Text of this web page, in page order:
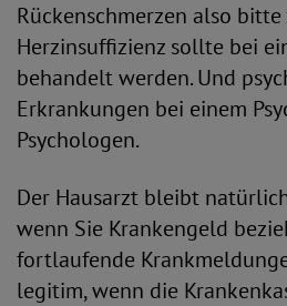
Rückenschmerzen also
Herzinsuffizienz sollte bei
behandelt werden. Und
Erkrankungen bei einem
Psychologen.
Der Hausarzt bleibt
wenn Sie Krankengeld
fortlaufende
legitim, wenn die